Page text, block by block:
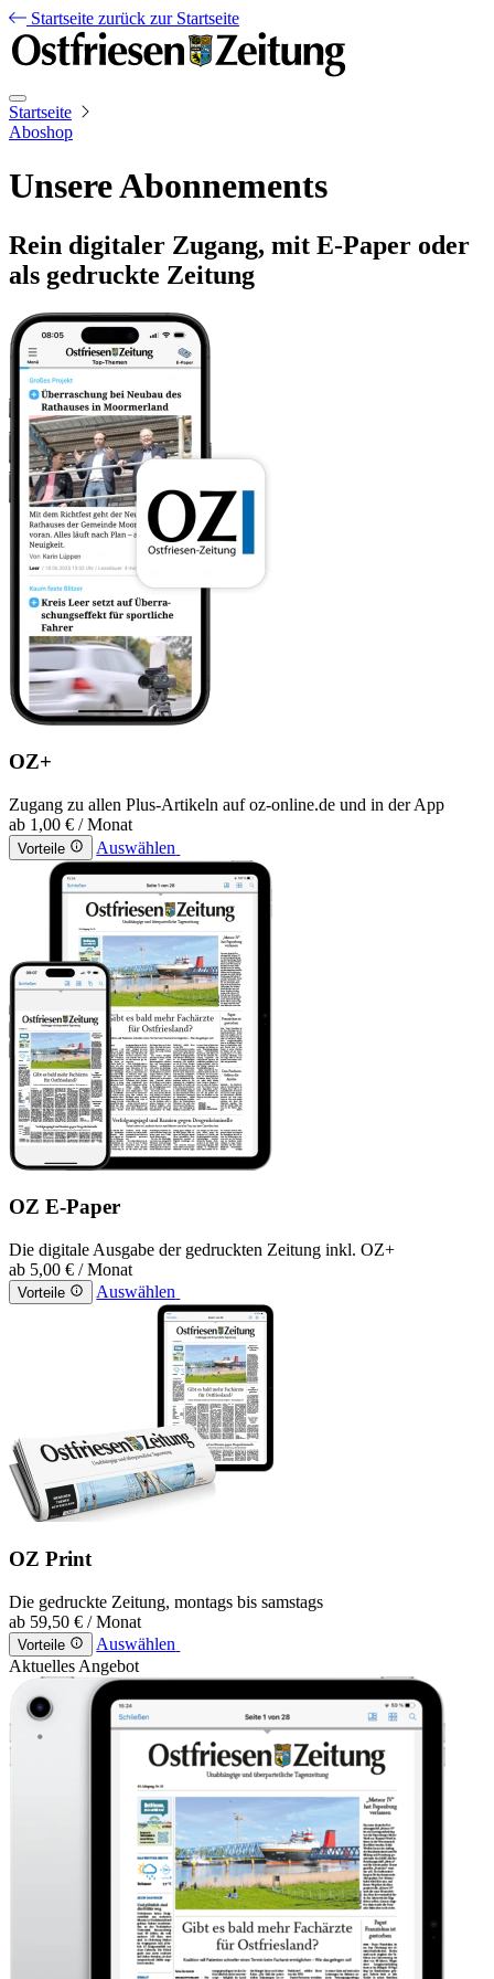
Startseite zurück zur Startseite
Startseite
Aboshop
Unsere Abonnements
Rein digitaler Zugang, mit E-Paper oder
als gedruckte Zeitung
OZ+
Zugang zu allen Plus-Artikeln auf oz-online.de und in der App
ab 1,00 € / Monat
Vorteile Auswählen
OZ E-Paper
Die digitale Ausgabe der gedruckten Zeitung inkl. OZ+
ab 5,00 € / Monat
Vorteile Auswählen
OZ Print
Die gedruckte Zeitung, montags bis samstags
ab 59,50 € / Monat
Vorteile
Auswählen
Aktuelles Angebot